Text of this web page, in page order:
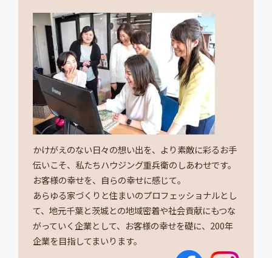
かけがえのない日々の想い出を、より素敵に彩るお手
伝いこそ、私たちハウジング重兵衛のしあわせです。
お客様の幸せを、自らの幸せに感じて。
あらゆる家づくりと住まいのプロフェッショナルとし
て、地元千葉と茨城との地域密着や社会貢献にもつな
がっていく企業として、お客様の幸せを礎に、200年
企業を目指してまいります。